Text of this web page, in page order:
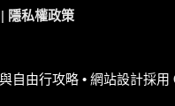
| 隱私權政策
自由行攻略 • 網站設計採用